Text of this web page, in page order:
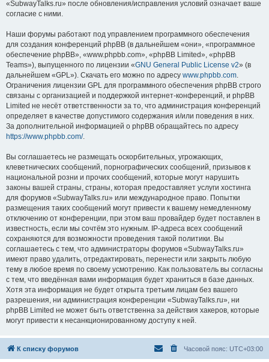
«SubwayTalks.ru» после обновления/исправления условий означает ваше
согласие с ними.
Наши форумы работают под управлением программного обеспечения
для создания конференций phpBB (в дальнейшем «они», «программное
обеспечение phpBB», «www.phpbb.com», «phpBB Limited», «phpBB
Teams»), выпущенного по лицензии «GNU General Public License v2» (в
дальнейшем «GPL»). Скачать его можно по адресу www.phpbb.com.
Ограничения лицензии GPL для программного обеспечения phpBB строго
связаны с организацией и поддержкой интернет-конференций, и phpBB
Limited не несёт ответственности за то, что администрация конференций
определяет в качестве допустимого содержания и/или поведения в них.
За дополнительной информацией о phpBB обращайтесь по адресу
https://www.phpbb.com/.
Вы соглашаетесь не размещать оскорбительных, угрожающих,
клеветнических сообщений, порнографических сообщений, призывов к
национальной розни и прочих сообщений, которые могут нарушить
законы вашей страны, страны, которая предоставляет услуги хостинга
для форумов «SubwayTalks.ru» или международное право. Попытки
размещения таких сообщений могут привести к вашему немедленному
отключению от конференции, при этом ваш провайдер будет поставлен в
известность, если мы сочтём это нужным. IP-адреса всех сообщений
сохраняются для возможности проведения такой политики. Вы
соглашаетесь с тем, что администраторы форумов «SubwayTalks.ru»
имеют право удалить, отредактировать, перенести или закрыть любую
тему в любое время по своему усмотрению. Как пользователь вы согласны
с тем, что введённая вами информация будет храниться в базе данных.
Хотя эта информация не будет открыта третьим лицам без вашего
разрешения, ни администрация конференции «SubwayTalks.ru», ни
phpBB Limited не может быть ответственна за действия хакеров, которые
могут привести к несанкционированному доступу к ней.
К списку форумов Часовой пояс: UTC+03:00